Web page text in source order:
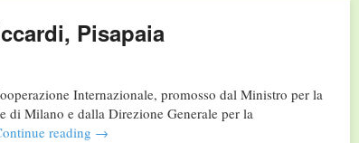
Pisapaia
Internazionale, promosso dal Ministro per la
di Milano e dalla Direzione Generale per la
reading →